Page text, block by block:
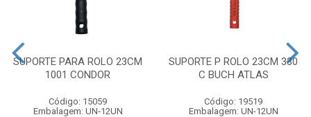
SUPORTE PARA ROLO 23CM
1001 CONDOR
Código: 15059
Embalagem: UN-12UN
SUPORTE P ROLO 23CM 330
C BUCH ATLAS
Código: 19519
Embalagem: UN-12UN